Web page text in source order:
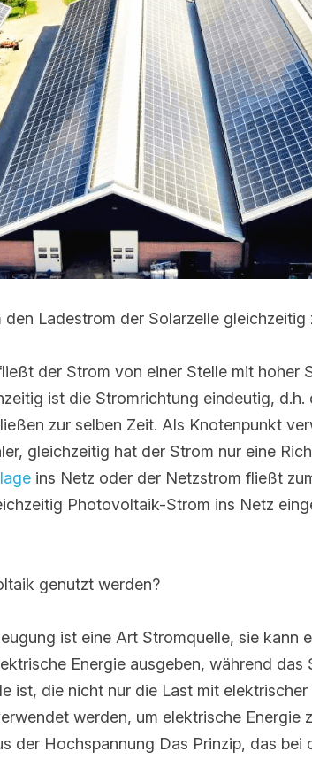
Ladestrom der Solarzelle gleichzeitig
der Strom von einer Stelle mit hoher
ist die Stromrichtung eindeutig, d.h.
zur selben Zeit. Als Knotenpunkt
gleichzeitig hat der Strom nur eine
Netz oder der Netzstrom fließt zum
Photovoltaik-Strom ins Netz
genutzt werden?
ist eine Art Stromquelle, sie kann
Energie ausgeben, während das
nur die Last mit elektrischer Energie
um elektrische Energie zu empfangen,
das bei der Photovoltaik-